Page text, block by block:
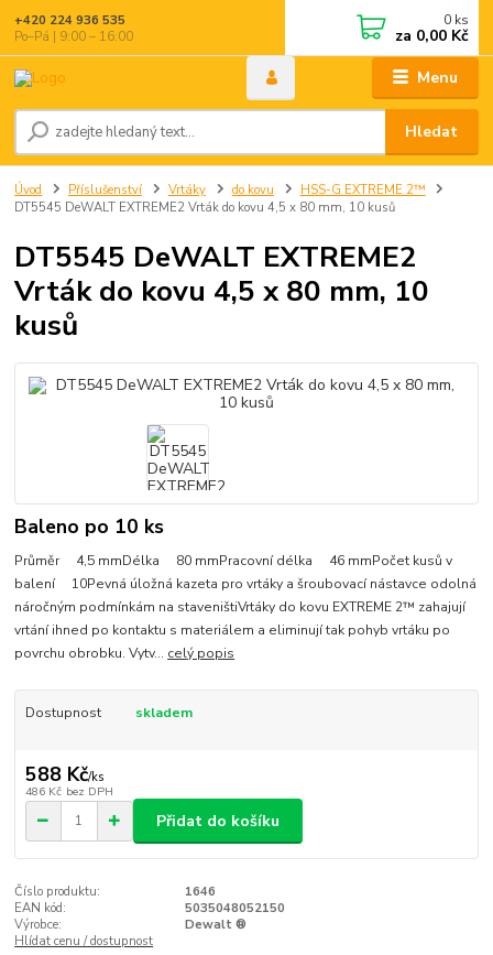
Menu
Hledat
+420 224 936 535
Po–Pá | 9:00 – 16:00
0 ks
za 0,00 Kč
Úvod Příslušenství Vrtáky do kovu
HSS-G EXTREME 2™
DT5545 DeWALT EXTREME2 Vrták do kovu 4,5 x 80 mm, 10 kusů
DT5545 DeWALT EXTREME2
Vrták do kovu 4,5 x 80 mm, 10
kusů
Baleno po 10 ks
Průměr 4,5 mmDélka 80 mmPracovní délka 46 mmPočet kusů v
balení 10Pevná úložná kazeta pro vrtáky a šroubovací nástavce odolná
náročným podmínkám na staveništiVrtáky do kovu EXTREME 2™ zahajují
vrtání ihned po kontaktu s materiálem a eliminují tak pohyb vrtáku po
povrchu obrobku. Vytv... celý popis
Dostupnost skladem
588 Kč/ks
486 Kč bez DPH
Přidat do košíku
Číslo produktu:
1646
EAN kód:
5035048052150
Výrobce:
Dewalt ®
Hlídat cenu / dostupnost